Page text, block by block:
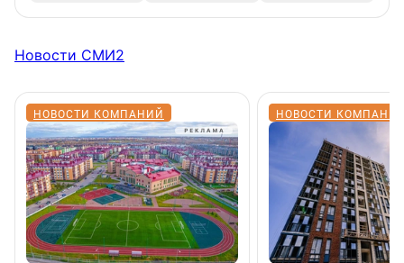
Новости СМИ2
НОВОСТИ КОМПАНИЙ НОВОСТИ